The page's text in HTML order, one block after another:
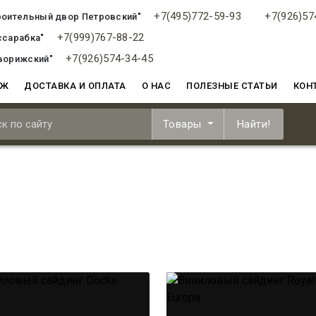
двор Петровский" +7(495)772-59-93
+7(999)767-88-22
+7(926)574-34-45
ДОСТАВКА И ОПЛАТА О НАС ПОЛЕЗНЫЕ СТАТЬИ
Товары Найти!